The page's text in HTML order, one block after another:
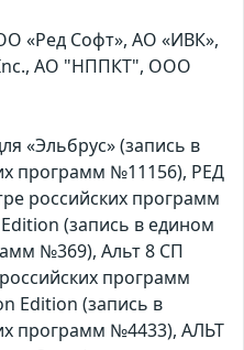
«Ред Софт», АО «ИВК»,
Inc., АО "НППКТ", ООО
«Эльбрус» (запись в
программ №11156), РЕД
российских программ
(запись в едином
№369), Альт 8 СП
программ
Edition (запись в
программ №4433), АЛЬТ